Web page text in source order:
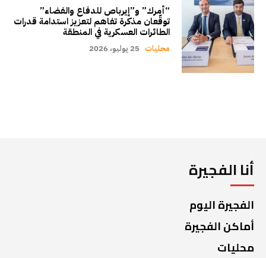
“أمرك” و”إيرباص للدفاع والفضاء”
توقّعان مذكرة تفاهم لتعزيز استدامة قدرات
الطائرات العسكرية في المنطقة
محليات 25 يوليو، 2026
أنا الفجيرة
الفجيرة اليوم
أماكن الفجيرة
محليات